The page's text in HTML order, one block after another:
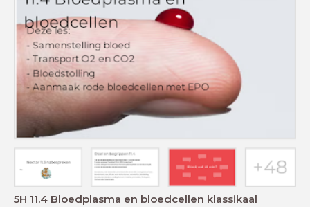
5H 11.4 Bloedplasma en bloedcellen klassikaal